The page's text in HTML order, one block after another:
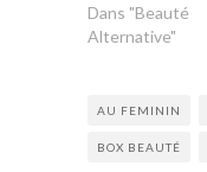
Dans "Beauté
Alternative"
AU FEMININ
BOX BEAUTÉ